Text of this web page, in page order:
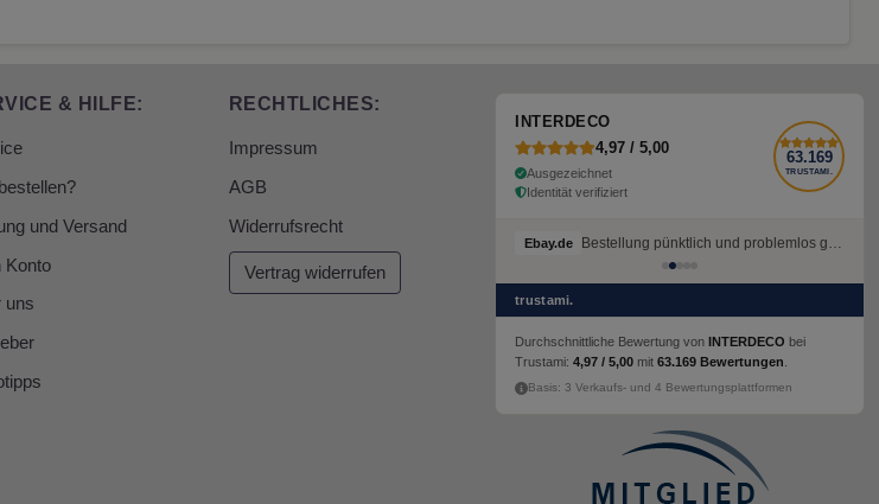
& HILFE:
und Versand
Konto
uns
RECHTLICHES:
Impressum
AGB
Widerrufsrecht
Vertrag widerrufen
INTERDECO
4,97 / 5,00
Ausgezeichnet
Identität verifiziert
63.169
TRUSTAMI.
Ebay.de Bestellung pünktlich und problemlos geliefert
trustami.
Durchschnittliche Bewertung von INTERDECO bei
Trustami: 4,97 / 5,00 mit 63.169 Bewertungen
Basis: 3 Verkaufs- und 4 Bewertungsplattformen